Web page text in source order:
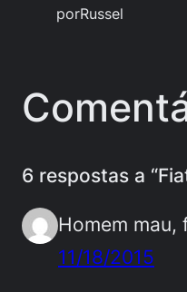
porRussel
6 respostas a
Homem mau,
11/18/2015